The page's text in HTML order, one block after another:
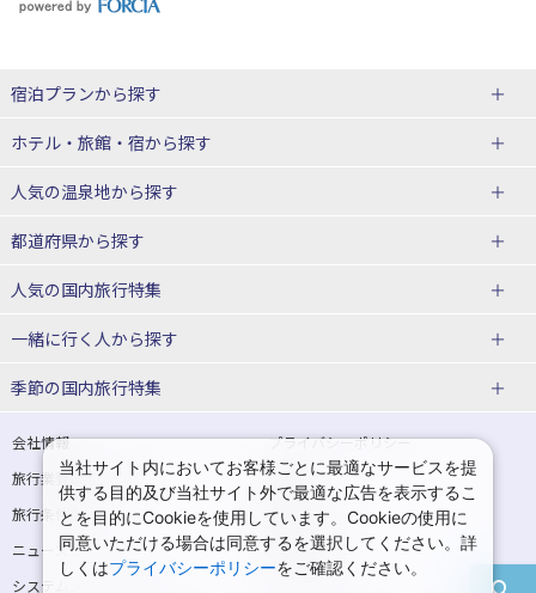
宿泊プランから探す
北海道
東北
青森県
宮城県
山形県
関東
埼玉県 千葉県
茨城県 栃木県
ホテル・旅館・宿から探す
北海道ホテル・旅館
青森県ホテル・旅館
宮城県ホテル・旅館
山形県ホテル・旅館
東京都ホテル・旅館 神奈川県ホテル・旅館
埼玉県ホテル・旅館 千葉県ホテル・旅館
茨城県ホテル・旅館 栃木県ホテル・旅館
人気の温泉地から探す
北海道
湯の川温泉(北海道)
十勝川温泉(北海道)
洞爺湖温泉(北海道)
層雲峡温泉(北海道)
東北
花巻温泉(岩手) 蔵王温泉(山形)
かみのやま温泉(山形) 鳴子温泉(宮城)
都道府県から探す
北海道旅行・ツアー
東北
青森旅行・ツアー 岩手旅行・ツアー
宮城旅行・ツアー 秋田旅行・ツアー
山形旅行・ツアー 福島旅行・ツアー
人気の国内旅行特集
東京ディズニーリゾート®への旅
ユニバーサル・スタジオ・ジャパ
一緒に行く人から探す
一人旅 国内版
カップル・夫婦旅行 国内版 女子旅 国内版
卒業旅行・学生旅行 国内版
季節の国内旅行特集
桜・お花見特集
ゴールデンウィーク（GW）の国内
旅行
夏休み・お盆の国内旅行 7月の国内旅行
8月の国内旅行 9月の国内旅行
会社情報
プライバシーポリシー
旅行業登録票・約款
規約集
旅行条件書
商標について
ニュースリリース
採用情報
システムメンテナンスの
当社サイト内においてお客様ごとに最適なサービスを提
供する目的及び当社サイト外で最適な広告を表示するこ
とを目的にCookieを使用しています。Cookieの使用に
同意いただける場合は同意するを選択してください。詳
しくはプライバシーポリシーをご確認ください。